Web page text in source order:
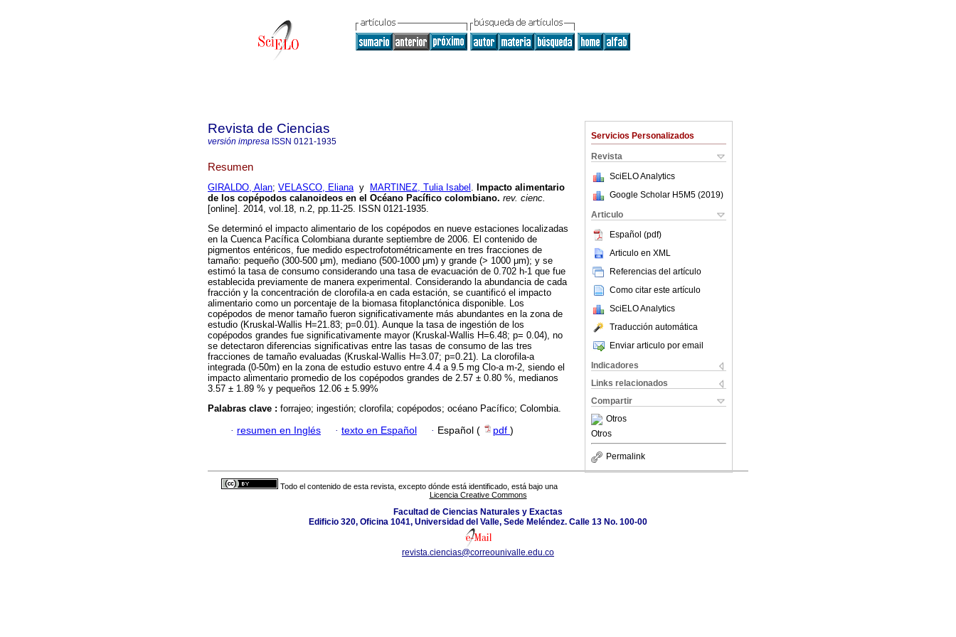
Servicios Personalizados
Revista
SciELO Analytics
Google Scholar H5M5 (2019)
Articulo
Español (pdf)
Articulo en XML
Referencias del artículo
Como citar este artículo
SciELO Analytics
Traducción automática
Enviar articulo por email
Indicadores
Links relacionados
Compartir
Otros
Otros
Permalink
Revista de Ciencias
versión impresa ISSN 0121-1935
Resumen
GIRALDO, Alan; VELASCO, Elianay MARTINEZ, Tulia Isabel . Impacto alimentario
de los copépodos calanoideos en el Océano Pacífico colombiano. rev. cienc.
[online]. 2014, vol.18, n.2, pp.11-25. ISSN 0121-1935.
Se determinó el impacto alimentario de los copépodos en nueve estaciones localizadas
en la Cuenca Pacífica Colombiana durante septiembre de 2006. El contenido de
pigmentos entéricos, fue medido espectrofotométricamente en tres fracciones de
tamaño: pequeño (300-500 μm), mediano (500-1000 μm) y grande (> 1000 μm); y se
estimó la tasa de consumo considerando una tasa de evacuación de 0.702 h-1 que fue
establecida previamente de manera experimental. Considerando la abundancia de cada
fracción y la concentración de clorofila-a en cada estación, se cuantificó el impacto
alimentario como un porcentaje de la biomasa fitoplanctónica disponible. Los
copépodos de menor tamaño fueron significativamente más abundantes en la zona de
estudio (Kruskal-Wallis H=21.83; p=0.01). Aunque la tasa de ingestión de los
copépodos grandes fue significativamente mayor (Kruskal-Wallis H=6.48; p= 0.04), no
se detectaron diferencias significativas entre las tasas de consumo de las tres
fracciones de tamaño evaluadas (Kruskal-Wallis H=3.07; p=0.21). La clorofila-a
integrada (0-50m) en la zona de estudio estuvo entre 4.4 a 9.5 mg Clo-a m-2, siendo el
impacto alimentario promedio de los copépodos grandes de 2.57 ± 0.80 %, medianos
3.57 ± 1.89 % y pequeños 12.06 ± 5.99%
Palabras clave : forrajeo; ingestión; clorofila; copépodos; océano Pacífico; Colombia.
· resumen en Inglés · texto en Español · Español ( pdf )
Todo el contenido de esta revista, excepto dónde está identificado, está bajo una
Licencia Creative Commons
Facultad de Ciencias Naturales y Exactas
Edificio 320, Oficina 1041, Universidad del Valle, Sede Meléndez. Calle 13 No. 100-00
revista.ciencias@correounivalle.edu.co